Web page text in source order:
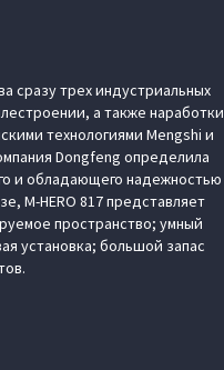
сразу трех индустриальных
а также наработки
технологиями Mengshi и
Dongfeng определила
и обладающего надежностью
M‑HERO 817 представляет
пространство; умный
установка; большой запас